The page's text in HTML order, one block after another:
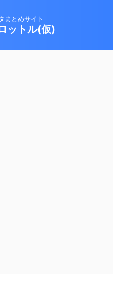
まとめサイト
ットル(仮)